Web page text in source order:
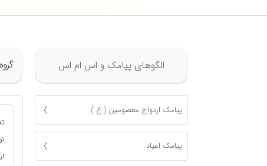
الگوهای پیامک و اس ام اس
پیامک ازدواج معصومين ( ع )
پیامک اعياد